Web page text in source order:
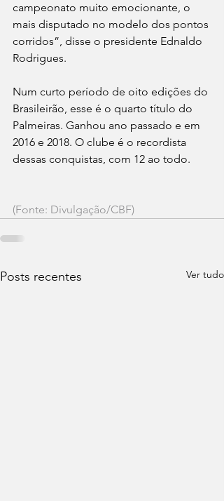
campeonato muito emocionante, o
mais disputado no modelo dos pontos
corridos”, disse o presidente Ednaldo
Rodrigues.
Num curto período de oito edições do
Brasileirão, esse é o quarto título do
Palmeiras. Ganhou ano passado e em
2016 e 2018. O clube é o recordista
dessas conquistas, com 12 ao todo.
(Fonte: Divulgação/CBF)
Posts recentes Ver tudo